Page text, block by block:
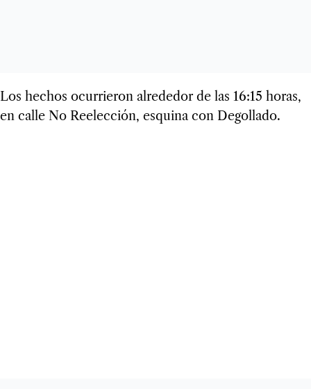
Los hechos ocurrieron alrededor de las 16:15 horas,
en calle No Reelección, esquina con Degollado.